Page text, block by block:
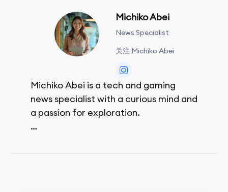
Michiko Abei
News Specialist
关注 Michiko Abei
Michiko Abei is a tech and gaming
news specialist with a curious mind and
a passion for exploration.